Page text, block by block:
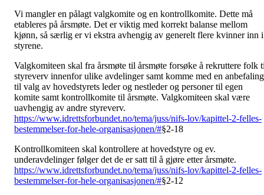
Vi mangler en pålagt valgkomite og en kontrollkomite. Dette må
etableres på årsmøte. Det er viktig med korrekt balanse mellom
kjønn, så særlig er vi ekstra avhengig av generelt flere kvinner inn i
styrene.
Valgkomiteen skal fra årsmøte til årsmøte forsøke å rekruttere folk
styreverv innenfor ulike avdelinger samt komme med en anbefaling
til valg av hovedstyrets leder og nestleder og personer til egen
komite samt kontrollkomite til årsmøte. Valgkomiteen skal være
uavhengig av andre styreverv.
https://www.idrettsforbundet.no/tema/juss/nifs-lov/kapittel-2-felles-
bestemmelser-for-hele-organisasjonen/#§2-18
Kontrollkomiteen skal kontrollere at hovedstyre og ev.
underavdelinger følger det de er satt til å gjøre etter årsmøte.
https://www.idrettsforbundet.no/tema/juss/nifs-lov/kapittel-2-felles-
bestemmelser-for-hele-organisasjonen/#§2-12